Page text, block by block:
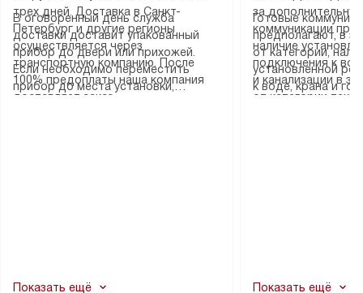
трех дней. Доставка в Санкт-
Петербург и другие регионы
осуществляется через
транспортную компанию. После
100% предоплаты наша компания
доставляет заказ
В оговоренный день служба
доставки доставит упакованный
прибор до двери или прихожей.
Если необходимо переместить
прибор до места установки,
Показать ещё
за
коммуникации
наличие
подключения к
и канализации в
от категории
Готовые
предполагают, в
от категории,
установленной
к воде, крана и
Показать ещё